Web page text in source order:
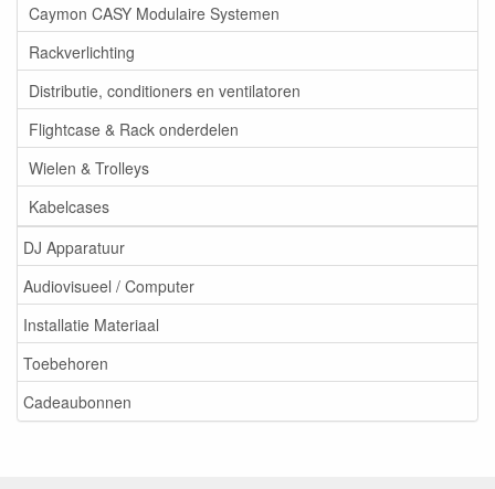
Caymon CASY Modulaire Systemen
Rackverlichting
Distributie, conditioners en ventilatoren
Flightcase & Rack onderdelen
Wielen & Trolleys
Kabelcases
DJ Apparatuur
Audiovisueel / Computer
Installatie Materiaal
Toebehoren
Cadeaubonnen